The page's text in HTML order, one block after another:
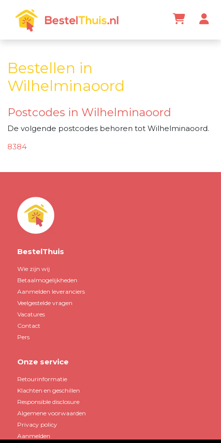
Bestellen in
Wilhelminaoord
Postcodes in Wilhelminaoord
De volgende postcodes behoren tot Wilhelminaoord.
8384
BestelThuis
Wie zijn wij
Betaalmogelijkheden
Aanmelden leveranciers
Veelgestelde vragen
Vacatures
Contact
Pers
Onze service
Retourinformatie
Klachten en geschillen
Responsible disclosure
Algemene voorwaarden
Privacy policy
Aanmelden